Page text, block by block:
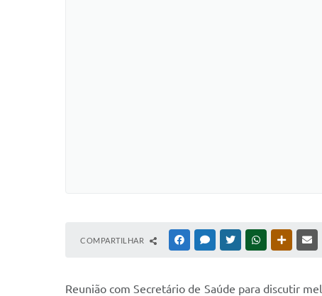
COMPARTILHAR FACEBOOKMESSENGER
TWITTERWHATSAPPOUTRAS
Reunião com Secretário de Saúde para discutir